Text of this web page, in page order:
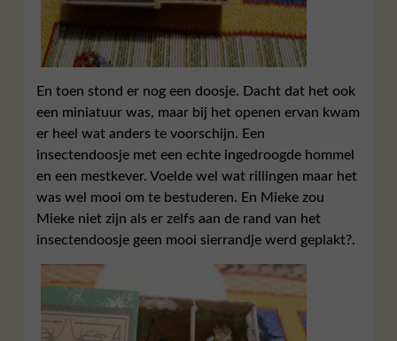
En toen stond er nog een doosje. Dacht dat het ook
een miniatuur was, maar bij het openen ervan kwam
er heel wat anders te voorschijn. Een
insectendoosje met een echte ingedroogde hommel
en een mestkever. Voelde wel wat rillingen maar het
was wel mooi om te bestuderen. En Mieke zou
Mieke niet zijn als er zelfs aan de rand van het
insectendoosje geen mooi sierrandje werd geplakt?.